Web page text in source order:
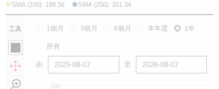
SMA (100): 188.56
SMA (250): 201.34
工具 1個月 3個月 6個月 本年度 1年
所有
由 至
280